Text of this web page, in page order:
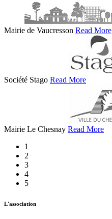
Mairie de Vaucresson Read More
Société Stago Read More
Mairie Le Chesnay Read More
1
2
3
4
5
L'association